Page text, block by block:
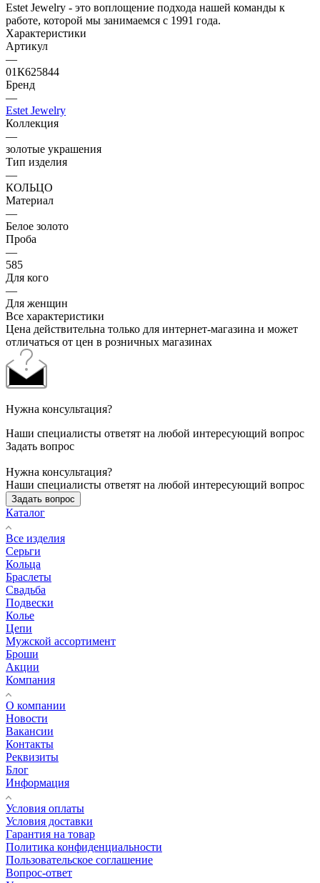
Estet Jewelry - это воплощение подхода нашей команды к
работе, которой мы занимаемся с 1991 года.
Характеристики
Артикул
—
01К625844
Бренд
—
Estet Jewelry
Коллекция
—
золотые украшения
Тип изделия
—
КОЛЬЦО
Материал
—
Белое золото
Проба
—
585
Для кого
—
Для женщин
Все характеристики
Цена действительна только для интернет-магазина и может
отличаться от цен в розничных магазинах
Нужна консультация?
Наши специалисты ответят на любой интересующий вопрос
Задать вопрос
Нужна консультация?
Наши специалисты ответят на любой интересующий вопрос
Задать вопрос
Каталог
Все изделия
Серьги
Кольца
Браслеты
Свадьба
Подвески
Колье
Цепи
Мужской ассортимент
Броши
Акции
Компания
О компании
Новости
Вакансии
Контакты
Реквизиты
Блог
Информация
Условия оплаты
Условия доставки
Гарантия на товар
Политика конфиденциальности
Пользовательское соглашение
Вопрос-ответ